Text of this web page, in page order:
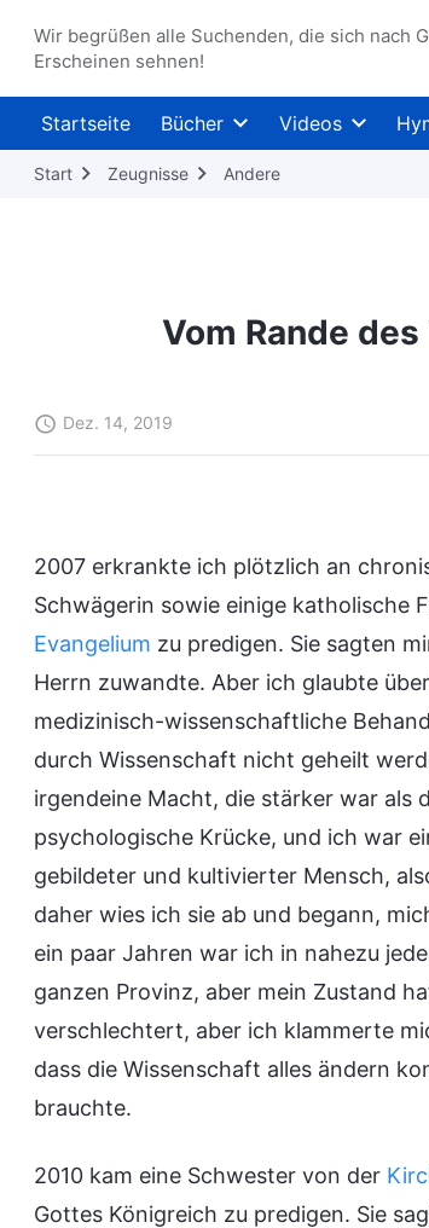
Wir begrüßen alle Suchenden, die sich nach
Erscheinen sehnen!
Startseite Bücher Videos
Start Zeugnisse Andere
Vom Rande
Dez. 14, 2019
2007 erkrankte ich plötzlich an
Schwägerin sowie einige katholische
Evangelium zu predigen. Sie sagten
Herrn zuwandte. Aber ich glaubte
medizinisch-wissenschaftliche
durch Wissenschaft nicht geheilt
irgendeine Macht, die stärker war als
psychologische Krücke, und ich war
gebildeter und kultivierter Mensch,
daher wies ich sie ab und begann,
ein paar Jahren war ich in nahezu
ganzen Provinz, aber mein Zustand
verschlechtert, aber ich klammerte
dass die Wissenschaft alles ändern
brauchte.
2010 kam eine Schwester von der
Gottes Königreich zu predigen. Sie